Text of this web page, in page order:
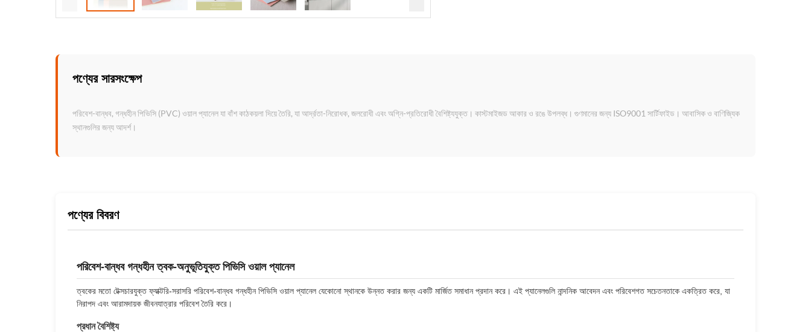
পণ্যের সারসংক্ষেপ
পরিবেশ-বান্ধব, গন্ধহীন পিভিসি (PVC) ওয়াল প্যানেল যা বাঁশ কাঠকয়লা দিয়ে তৈরি, যা আর্দ্রতা-নিরোধক, জলরোধী এবং অগ্নি-প্রতিরোধী বৈশিষ্ট্যযুক্ত। কাস্টমাইজড আকার ও রঙে উপলব্ধ। গুণমানের জন্য ISO9001 সার্টিফাইড। আবাসিক ও বাণিজ্যিক
স্থানগুলির জন্য আদর্শ।
পণ্যের বিবরণ
পরিবেশ-বান্ধব গন্ধহীন ত্বক-অনুভূতিযুক্ত পিভিসি ওয়াল প্যানেল
ত্বকের মতো টেক্সচারযুক্ত ফ্যাক্টরি-সরাসরি পরিবেশ-বান্ধব গন্ধহীন পিভিসি ওয়াল প্যানেল যেকোনো স্থানকে উন্নত করার জন্য একটি মার্জিত সমাধান প্রদান করে। এই প্যানেলগুলি নান্দনিক আবেদন এবং পরিবেশগত সচেতনতাকে একত্রিত করে, যা
নিরাপদ এবং আরামদায়ক জীবনযাত্রার পরিবেশ তৈরি করে।
প্রধান বৈশিষ্ট্য